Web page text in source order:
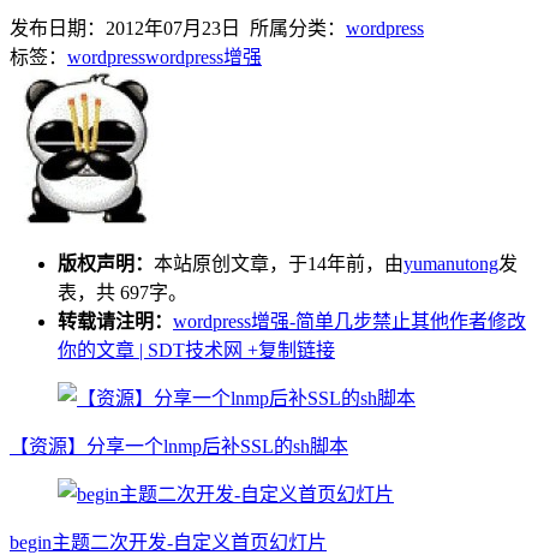
发布日期：2012年07月23日 所属分类： wordpress
标签： wordpresswordpress增强
版权声明： 本站原创文章，于14年前，由yumanutong发
表，共 697字。
转载请注明： wordpress增强-简单几步禁止其他作者修改
你的文章 | SDT技术网 +复制链接
【资源】分享一个lnmp后补SSL的sh脚本
begin主题二次开发-自定义首页幻灯片